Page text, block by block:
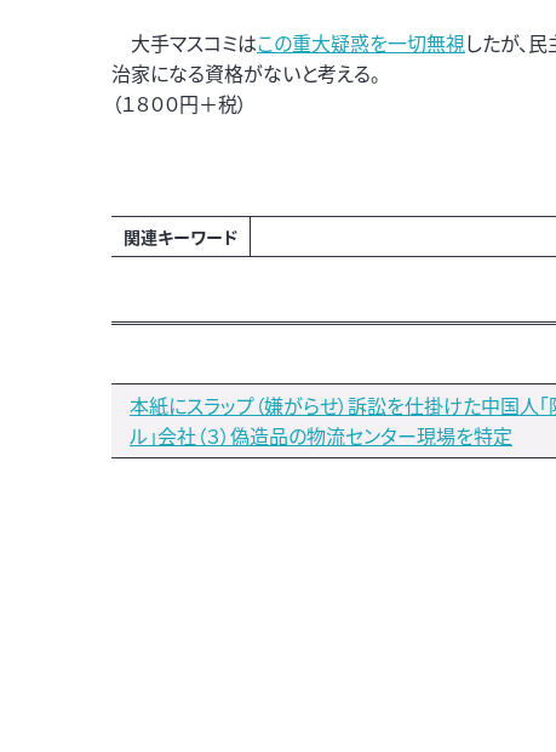
大手マスコミはこの重大疑惑を一切無視したが、
治家になる資格がないと考える。
（１８００円＋税）
関連キーワード
本紙にスラップ（嫌がらせ）訴訟を仕掛けた中国人
ル」会社（３）偽造品の物流センター現場を特定